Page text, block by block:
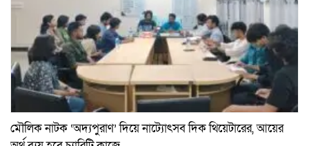
মৌলিক নাটক ‘অদ্যপুরাণ’ দিয়ে নাট্যোৎসব দিক থিয়েটারের, আয়ের